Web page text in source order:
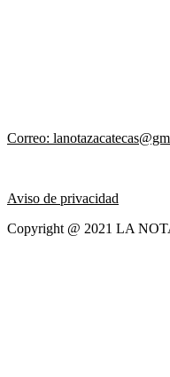
Correo:
Aviso de privacidad
Copyright @ 2021 LA